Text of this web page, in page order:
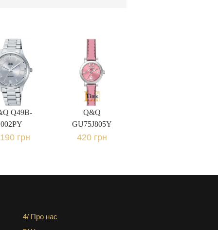
Q49B-
002PY
грн.
Q49B-
002PY
грн
Q&Q
GU75J805Y
420 грн.
Q&Q
GU75J805Y
420 грн
4/ Про нас